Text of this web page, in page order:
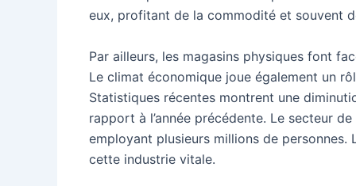
eux, profitant de la commodité et souvent
Par ailleurs, les magasins physiques font
Le climat économique joue également un
Statistiques récentes montrent une
rapport à l’année précédente. Le secteur
employant plusieurs millions de personnes.
cette industrie vitale.